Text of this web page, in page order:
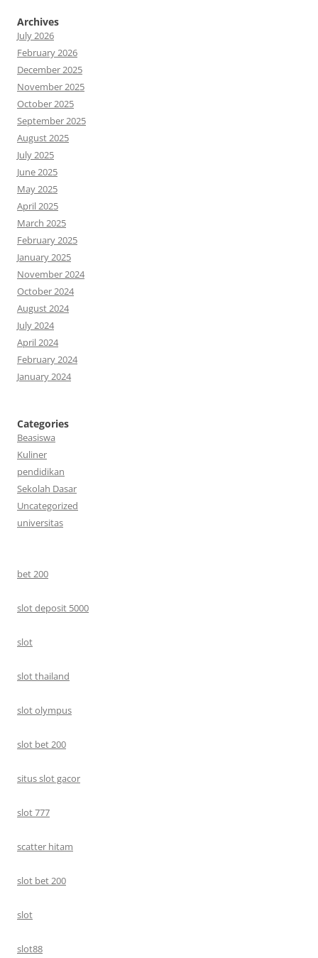
Archives
July 2026
February 2026
December 2025
November 2025
October 2025
September 2025
August 2025
July 2025
June 2025
May 2025
April 2025
March 2025
February 2025
January 2025
November 2024
October 2024
August 2024
July 2024
April 2024
February 2024
January 2024
Categories
Beasiswa
Kuliner
pendidikan
Sekolah Dasar
Uncategorized
universitas
bet 200
slot deposit 5000
slot
slot thailand
slot olympus
slot bet 200
situs slot gacor
slot 777
scatter hitam
slot bet 200
slot
slot88